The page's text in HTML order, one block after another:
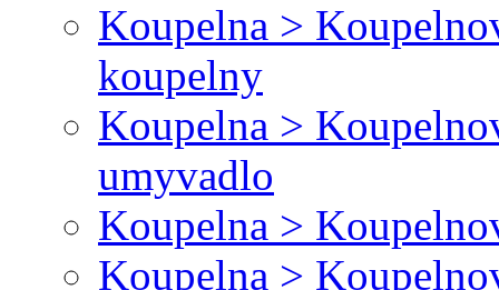
Koupelna >
koupelny
Koupelna >
umyvadlo
Koupelna >
Koupelna >